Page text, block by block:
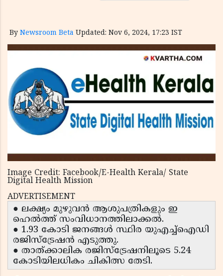
By Newsroom Beta Updated: Nov 6, 2024, 17:23 IST
Image Credit: Facebook/E-Health Kerala/ State
Digital Health Mission
ADVERTISEMENT
● ലക്ഷ്യം മുഴുവന്‍ ആശുപത്രികളും ഇ
ഹെല്‍ത്ത് സംവിധാനത്തിലാക്കല്‍.
● 1.93 കോടി ജനങ്ങള്‍ സ്ഥിര യുഎച്ച്‌ഐഡി
രജിസ്‌ട്രേഷന്‍ എടുത്തു.
● താത്ക്കാലിക രജിസ്ട്രേഷനിലൂടെ 5.24
കോടിയിലധികം ചികിത്സ തേടി.